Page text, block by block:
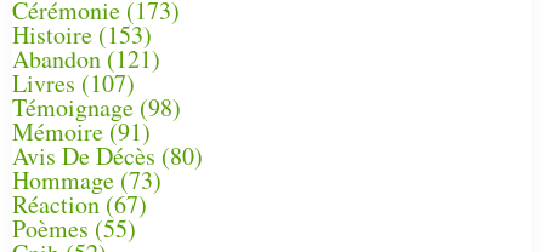
Cérémonie (173)
Histoire (153)
Abandon(121)
Livres (107)
Témoignage (98)
Mémoire (91)
Avis De Décès (80)
Hommage (73)
Réaction(67)
Poèmes (55)